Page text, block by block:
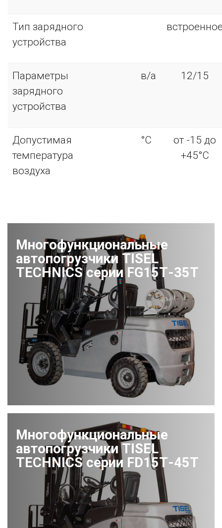
Тип зарядного
устройства
Параметры
зарядного
устройства
в/а 12/15
Допустимая
температура
воздуха
°С
от -15 до
+45°С
Многофункциональные
автопогрузчики TISEL
TECHNICS серии FG15Т-35Т
Многофункциональные
автопогрузчики TISEL
TECHNICS серии FD15Т-45Т